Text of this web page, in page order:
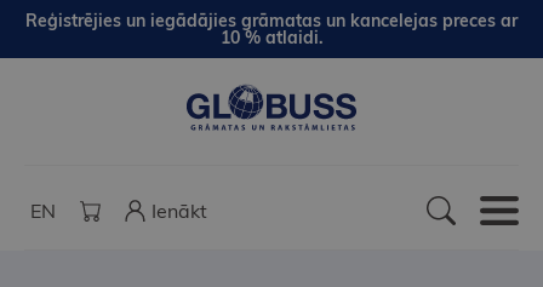
Reģistrējies un iegādājies grāmatas un kancelejas preces ar
10 % atlaidi.
EN Ienākt